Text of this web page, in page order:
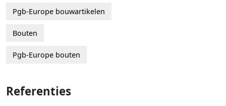
Pgb-Europe bouwartikelen
Bouten
Pgb-Europe bouten
Referenties